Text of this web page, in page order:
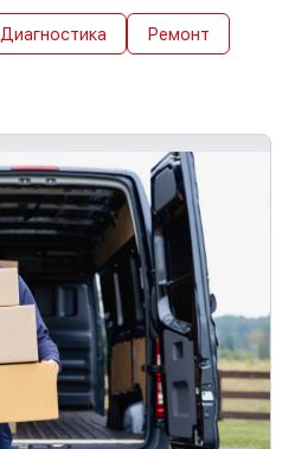
Диагностика Ремонт